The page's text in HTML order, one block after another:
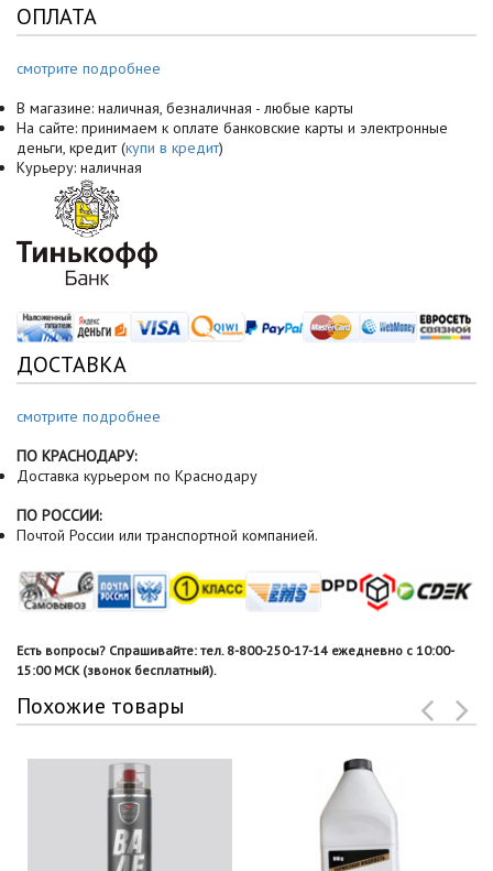
ОПЛАТА
смотрите подробнее
В магазине: наличная, безналичная - любые карты
На сайте: принимаем к оплате банковские карты и электронные
деньги, кредит (купи в кредит)
Курьеру: наличная
ДОСТАВКА
смотрите подробнее
ПО КРАСНОДАРУ:
Доставка курьером по Краснодару
ПО РОССИИ:
Почтой России или транспортной компанией.
Есть вопросы? Спрашивайте: тел. 8-800-250-17-14 ежедневно с 10:00-
15:00 МСК (звонок бесплатный).
Похожие товары